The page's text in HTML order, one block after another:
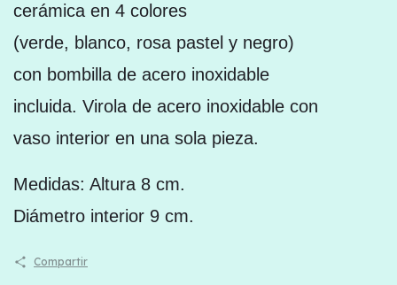
cerámica en 4 colores
(verde, blanco, rosa pastel y negro)
con bombilla de acero inoxidable
incluida. Virola de acero inoxidable con
vaso interior en una sola pieza.
Medidas: Altura 8 cm.
Diámetro interior 9 cm.
Compartir